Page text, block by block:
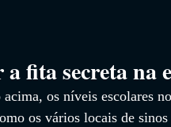
fita secreta na
os níveis escolares
os vários locais de